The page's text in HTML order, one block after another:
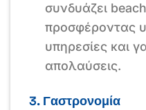
συνδυάζει
προσφέροντας
υπηρεσίες και
απολαύσεις.
3. Γαστρονομία